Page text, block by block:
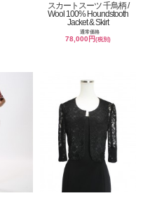
スカートスーツ 千鳥柄 /
Wool 100% Houndstooth
Jacket & Skirt
通常価格
78,000円(税別)